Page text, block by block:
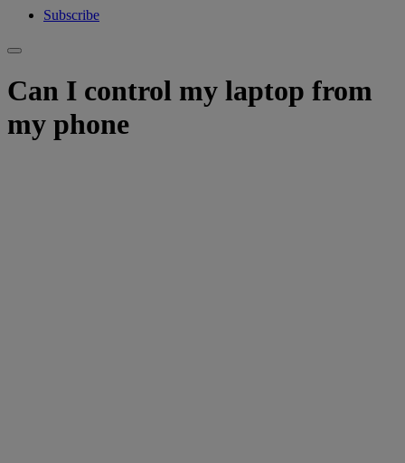
Subscribe
Can I control my laptop from
my phone